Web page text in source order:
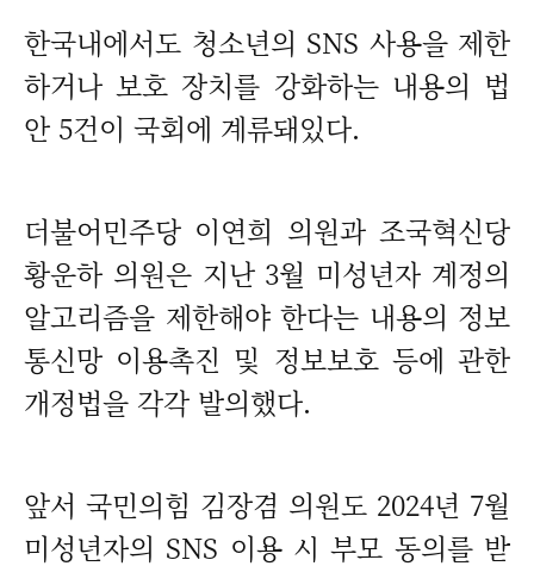
한국내에서도 청소년의 SNS 사용을 제한
하거나 보호 장치를 강화하는 내용의 법
안 5건이 국회에 계류돼있다.
더불어민주당 이연희 의원과 조국혁신당
황운하 의원은 지난 3월 미성년자 계정의
알고리즘을 제한해야 한다는 내용의 정보
통신망 이용촉진 및 정보보호 등에 관한
개정법을 각각 발의했다.
앞서 국민의힘 김장겸 의원도 2024년 7월
미성년자의 SNS 이용 시 부모 동의를 받